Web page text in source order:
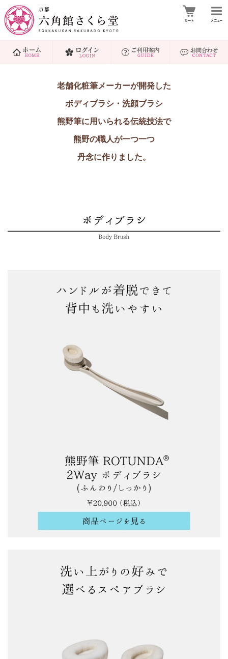
老舗化粧筆メーカーが開発した
ボディブラシ・洗顔ブラシ
熊野筆に用いられる伝統技法で
熊野の職人が一つ一つ
丹念に作りました。